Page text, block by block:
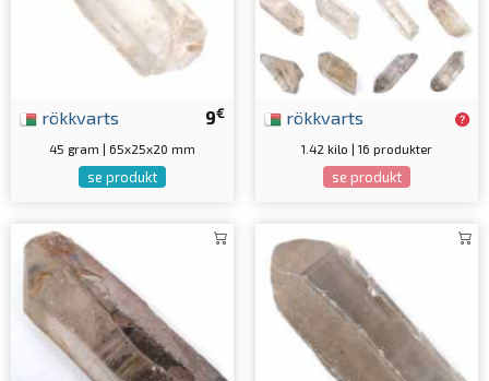
9€
rökkvarts
45 gram | 65x25x20 mm
se produkt
rökkvarts
1.42 kilo | 16 produkter
se produkt